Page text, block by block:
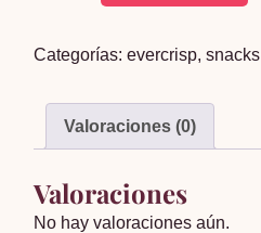
130gr
Categorías:evercrisp,snacks
Valoraciones (0)
Valoraciones
No hay valoraciones aún.